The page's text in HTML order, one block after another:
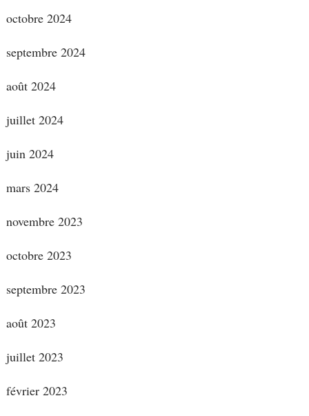
octobre 2024
septembre 2024
août 2024
juillet 2024
juin 2024
mars 2024
novembre 2023
octobre 2023
septembre 2023
août 2023
juillet 2023
février 2023